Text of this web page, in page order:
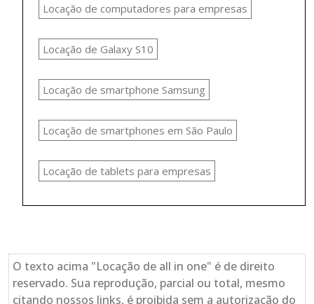
Locação de computadores para empresas
Locação de Galaxy S10
Locação de smartphone Samsung
Locação de smartphones em São Paulo
Locação de tablets para empresas
O texto acima "Locação de all in one" é de direito
reservado. Sua reprodução, parcial ou total, mesmo
citando nossos links, é proibida sem a autorização do